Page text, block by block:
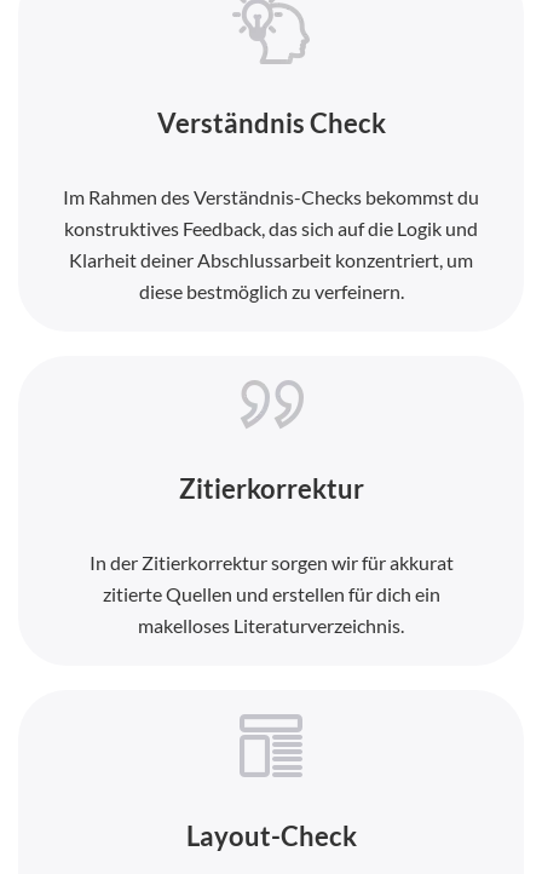
Verständnis Check
Im Rahmen des Verständnis-Checks bekommst du
konstruktives Feedback, das sich auf die Logik und
Klarheit deiner Abschlussarbeit konzentriert, um
diese bestmöglich zu verfeinern.
Zitierkorrektur
In der Zitierkorrektur sorgen wir für akkurat
zitierte Quellen und erstellen für dich ein
makelloses Literaturverzeichnis.
Layout-Check